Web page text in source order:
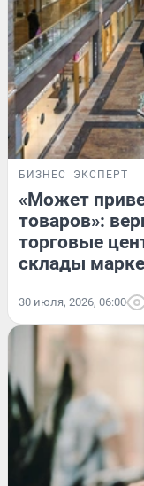
БИЗНЕС ЭКСПЕРТ
«Может
товаров»:
торговые
склады
30 июля, 2026, 06:00